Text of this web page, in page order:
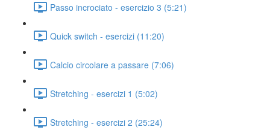
Passo incrociato - esercizio 3 (5:21)
Quick switch - esercizi (11:20)
Calcio circolare a passare (7:06)
Stretching - esercizi 1 (5:02)
Stretching - esercizi 2 (25:24)